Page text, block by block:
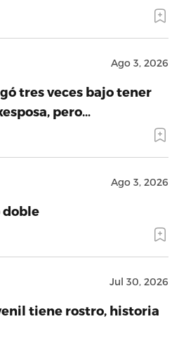
Ago 3, 2026
tres veces bajo tener
pero…
Ago 3, 2026
doble
Jul 30, 2026
tiene rostro, historia